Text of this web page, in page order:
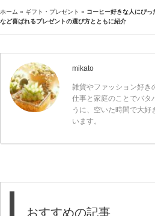
ホーム » ギフト・プレゼント » コーヒー好きな人にぴ
など喜ばれるプレゼントの選び方とともに紹介
mikato
雑貨やファッション好き
仕事と家庭のことでバタ
うに、空いた時間で大好
います。
おすすめの記事